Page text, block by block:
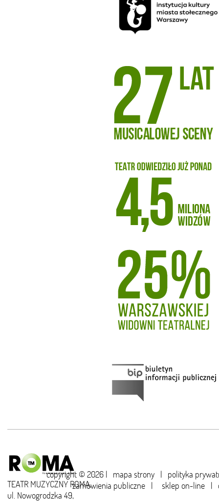
copyright © 2026 | mapa strony | polityka
zamówienia publiczne | sklep on-line |
TEATR MUZYCZNY ROMA,
ul. Nowogrodzka 49,